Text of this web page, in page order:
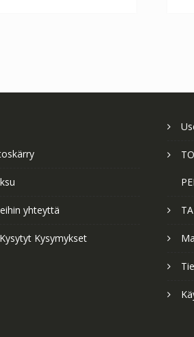
yhteyttä
Kysymykset